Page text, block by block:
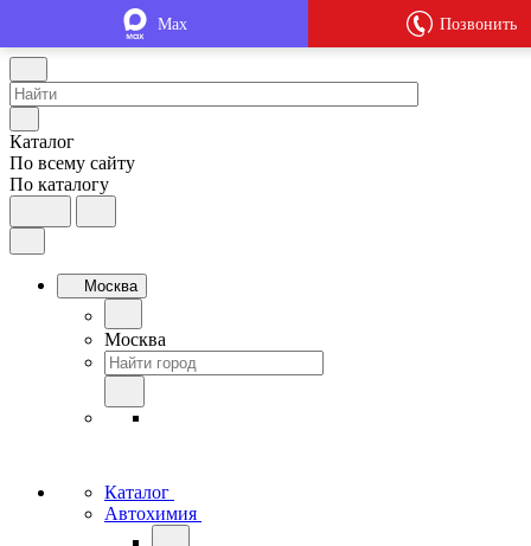
Каталог
По всему сайту
По каталогу
Москва
Москва
Каталог
Автохимия
Max Позвонить